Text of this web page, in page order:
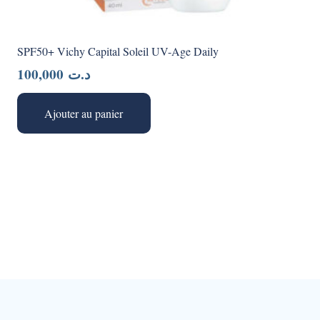
SPF50+ Vichy Capital Soleil UV-Age Daily
د.ت
Ajouter au panier